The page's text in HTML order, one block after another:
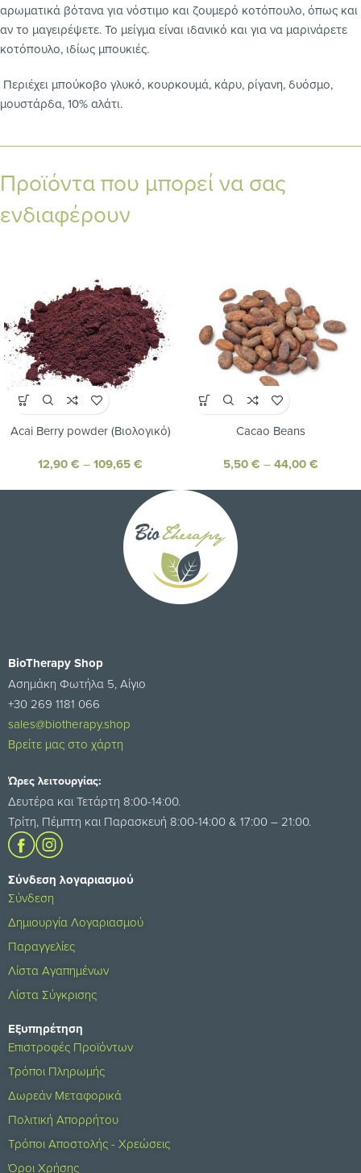
αρωματικά βότανα για νόστιμο και ζουμερό κοτόπουλο, όπως και
αν το μαγειρέψετε. Το μείγμα είναι ιδανικό και για να μαρινάρετε
κοτόπουλο, ιδίως μπουκιές.
Περιέχει μπούκοβο γλυκό, κουρκουμά, κάρυ, ρίγανη, δυόσμο,
μουστάρδα, 10% αλάτι.
Προϊόντα που μπορεί να σας
ενδιαφέρουν
Acai Berry powder (Βιολογικό)
12,90€ –109,65€
Cacao Beans
5,50€ –44,00€
BioTherapy Shop
Ασημάκη Φωτήλα 5, Αίγιο
+30 269 1181 066
sales@biotherapy.shop
Βρείτε μας στο χάρτη
Ώρες λειτουργίας:
Δευτέρα και Τετάρτη 8:00-14:00.
Τρίτη, Πέμπτη και Παρασκευή 8:00-14:00 & 17:00 – 21:00.
Σύνδεση λογαριασμού
Σύνδεση
Δημιουργία Λογαριασμού
Παραγγελίες
Λίστα Αγαπημένων
Λίστα Σύγκρισης
Εξυπηρέτηση
Επιστροφές Προϊόντων
Τρόποι Πληρωμής
Δωρεάν Μεταφορικά
Πολιτική Απορρήτου
Τρόποι Αποστολής - Χρεώσεις
Όροι Χρήσης